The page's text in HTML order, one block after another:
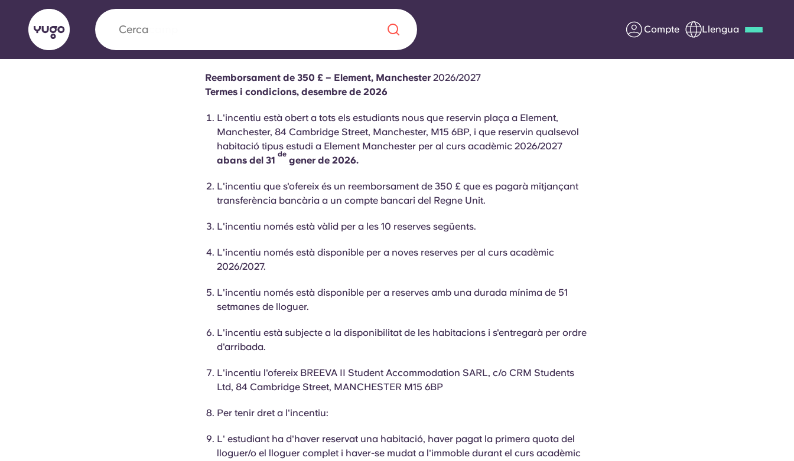
Cerca Compte Llengua
Yugo x VCARB: Impulsant una nova era
en l'habitatge per a estudiants
Yugo La col·laboració pionera de amb VCARB fomenta la
Preguntes freqüents
Bloc
English (US) Chinese Español
Reemborsament de 350 £ – Element, Manchester 2026/2027
Termes i condicions, desembre de 2026
L'incentiu està obert a tots els estudiants nous que reservin plaça a Element,
Manchester, 84 Cambridge Street, Manchester, M15 6BP, i que reservin qualsevol
habitació tipus estudi a Element Manchester per al curs acadèmic 2026/2027
abans del 31
de
gener de 2026.
L'incentiu que s'ofereix és un reemborsament de 350 £ que es pagarà mitjançant
transferència bancària a un compte bancari del Regne Unit.
L'incentiu només està vàlid per a les 10 reserves següents.
L'incentiu només està disponible per a noves reserves per al curs acadèmic
2026/2027.
L'incentiu només està disponible per a reserves amb una durada mínima de 51
setmanes de lloguer.
L'incentiu està subjecte a la disponibilitat de les habitacions i s'entregarà per ordre
d'arribada.
L'incentiu l'ofereix BREEVA II Student Accommodation SARL, c/o CRM Students
Ltd, 84 Cambridge Street, MANCHESTER M15 6BP
Per tenir dret a l'incentiu:
L' estudiant ha d'haver reservat una habitació, haver pagat la primera quota del
lloguer/o el lloguer complet i haver-se mudat a l'immoble durant el curs acadèmic